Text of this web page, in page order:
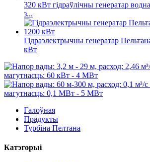
320 кВт гідраўлічны генератар
з...
Гідраэлектрычны генератар
кВт
Галоўная
Прадукты
Турбіна Пелтана
Катэгорыі